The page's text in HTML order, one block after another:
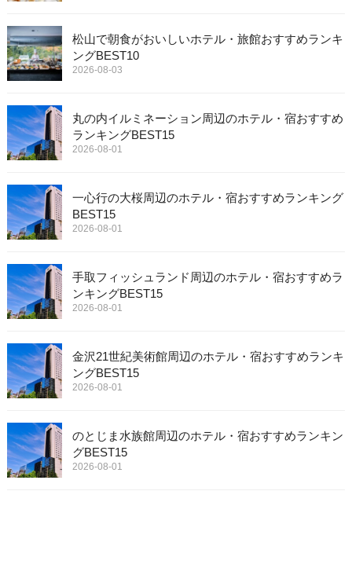
松山で朝食がおいしいホテル・旅館おすすめランキ
ングBEST10
2026-08-03
丸の内イルミネーション周辺のホテル・宿おすすめ
ランキングBEST15
2026-08-01
一心行の大桜周辺のホテル・宿おすすめランキング
BEST15
2026-08-01
手取フィッシュランド周辺のホテル・宿おすすめラ
ンキングBEST15
2026-08-01
金沢21世紀美術館周辺のホテル・宿おすすめランキ
ングBEST15
2026-08-01
のとじま水族館周辺のホテル・宿おすすめランキン
グBEST15
2026-08-01